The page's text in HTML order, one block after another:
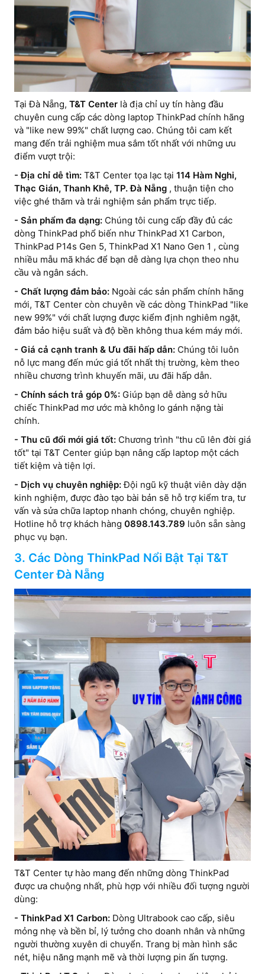
Tại Đà Nẵng, T&T Center là địa chỉ uy tín hàng đầu
chuyên cung cấp các dòng laptop ThinkPad chính hãng
và "like new 99%" chất lượng cao. Chúng tôi cam kết
mang đến trải nghiệm mua sắm tốt nhất với những ưu
điểm vượt trội:
- Địa chỉ dễ tìm: T&T Center tọa lạc tại 114 Hàm Nghi,
Thạc Gián, Thanh Khê, TP. Đà Nẵng , thuận tiện cho
việc ghé thăm và trải nghiệm sản phẩm trực tiếp.
- Sản phẩm đa dạng: Chúng tôi cung cấp đầy đủ các
dòng ThinkPad phổ biến như ThinkPad X1 Carbon,
ThinkPad P14s Gen 5, ThinkPad X1 Nano Gen 1 , cùng
nhiều mẫu mã khác để bạn dễ dàng lựa chọn theo nhu
cầu và ngân sách.
- Chất lượng đảm bảo: Ngoài các sản phẩm chính hãng
mới, T&T Center còn chuyên về các dòng ThinkPad "like
new 99%" với chất lượng được kiểm định nghiêm ngặt,
đảm bảo hiệu suất và độ bền không thua kém máy mới.
- Giá cả cạnh tranh & Ưu đãi hấp dẫn: Chúng tôi luôn
nỗ lực mang đến mức giá tốt nhất thị trường, kèm theo
nhiều chương trình khuyến mãi, ưu đãi hấp dẫn.
- Chính sách trả góp 0%: Giúp bạn dễ dàng sở hữu
chiếc ThinkPad mơ ước mà không lo gánh nặng tài
chính.
- Thu cũ đổi mới giá tốt: Chương trình "thu cũ lên đời giá
tốt" tại T&T Center giúp bạn nâng cấp laptop một cách
tiết kiệm và tiện lợi.
- Dịch vụ chuyên nghiệp:Đội ngũ kỹ thuật viên dày dặn
kinh nghiệm, được đào tạo bài bản sẽ hỗ trợ kiểm tra, tư
vấn và sửa chữa laptop nhanh chóng, chuyên nghiệp.
Hotline hỗ trợ khách hàng 0898.143.789 luôn sẵn sàng
phục vụ bạn.
3. Các Dòng ThinkPad Nổi Bật Tại T&T
Center Đà Nẵng
T&T Center tự hào mang đến những dòng ThinkPad
được ưa chuộng nhất, phù hợp với nhiều đối tượng người
dùng:
- ThinkPad X1 Carbon: Dòng Ultrabook cao cấp, siêu
mỏng nhẹ và bền bỉ, lý tưởng cho doanh nhân và những
người thường xuyên di chuyển. Trang bị màn hình sắc
nét, hiệu năng mạnh mẽ và thời lượng pin ấn tượng.